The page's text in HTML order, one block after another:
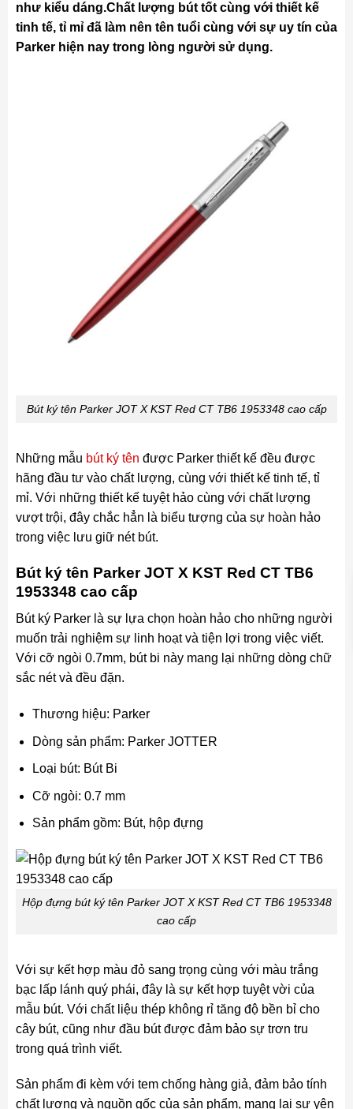
như kiểu dáng.Chất lượng bút tốt cùng với thiết kế
tinh tế, tỉ mỉ đã làm nên tên tuổi cùng với sự uy tín của
Parker hiện nay trong lòng người sử dụng.
Bút ký tên Parker JOT X KST Red CT TB6 1953348 cao cấp
Những mẫu bút ký tên được Parker thiết kế đều được
hãng đầu tư vào chất lượng, cùng với thiết kế tinh tế, tỉ
mỉ. Với những thiết kế tuyệt hảo cùng với chất lượng
vượt trội, đây chắc hẳn là biểu tượng của sự hoàn hảo
trong việc lưu giữ nét bút.
Bút ký tên Parker JOT X KST Red CT TB6
1953348 cao cấp
Bút ký Parker là sự lựa chọn hoàn hảo cho những người
muốn trải nghiệm sự linh hoạt và tiện lợi trong việc viết.
Với cỡ ngòi 0.7mm, bút bi này mang lại những dòng chữ
sắc nét và đều đặn.
Thương hiệu: Parker
Dòng sản phẩm: Parker JOTTER
Loại bút: Bút Bi
Cỡ ngòi: 0.7 mm
Sản phẩm gồm: Bút, hộp đựng
Hộp đựng bút ký tên Parker JOT X KST Red CT TB6 1953348
cao cấp
Với sự kết hợp màu đỏ sang trọng cùng với màu trắng
bạc lấp lánh quý phái, đây là sự kết hợp tuyệt vời của
mẫu bút. Với chất liệu thép không rỉ tăng độ bền bỉ cho
cây bút, cũng như đầu bút được đảm bảo sự trơn tru
trong quá trình viết.
Sản phẩm đi kèm với tem chống hàng giả, đảm bảo tính
chất lượng và nguồn gốc của sản phẩm, mang lại sự yên